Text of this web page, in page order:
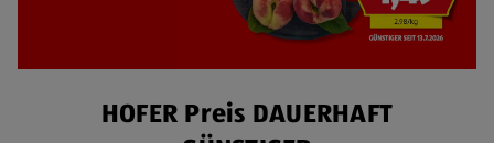
HOFER Preis DAUERHAFT